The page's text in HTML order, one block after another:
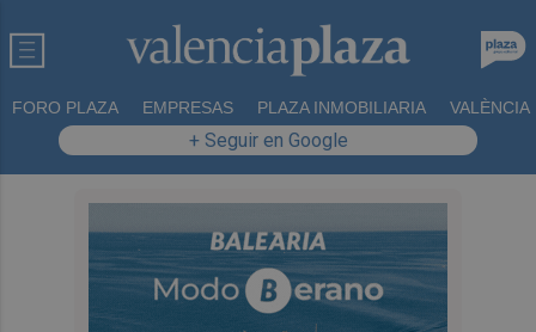
FORO PLAZA EMPRESAS PLAZA INMOBILIARIA VALÈNCIA
+ Seguir en Google